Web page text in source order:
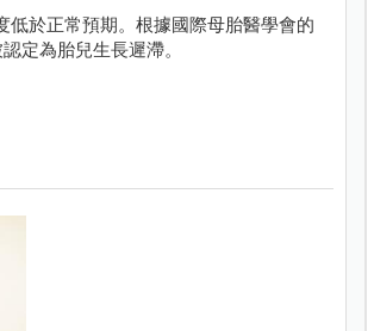
於正常預期。根據國際母胎醫學會的
定為胎兒生長遲滯。